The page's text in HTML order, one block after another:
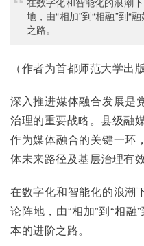
地，由“相加”到“相融”到“
之路。
（作者为首都师范大学出
深入推进媒体融合发展是
治理的重要战略。县级融
作为媒体融合的关键一环
体未来路径及基层治理有效
在数字化和智能化的浪潮
论阵地，由“相加”到“相融
本的进阶之路。